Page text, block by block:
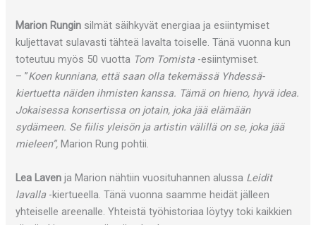
Marion Rungin silmät säihkyvät energiaa ja esiintymiset
kuljettavat sulavasti tähteä lavalta toiselle. Tänä vuonna kun
toteutuu myös 50 vuotta Tom Tomista -esiintymiset.
– ”Koen kunniana, että saan olla tekemässä Yhdessä-
kiertuetta näiden ihmisten kanssa. Tämä on hieno, hyvä idea.
Jokaisessa konsertissa on jotain, joka jää elämään
sydämeen. Se fiilis yleisön ja artistin välillä on se, joka jää
mieleen”, Marion Rung pohtii.
Lea Laven ja Marion nähtiin vuosituhannen alussa Leidit
lavalla -kiertueella. Tänä vuonna saamme heidät jälleen
yhteiselle areenalle. Yhteistä työhistoriaa löytyy toki kaikkien